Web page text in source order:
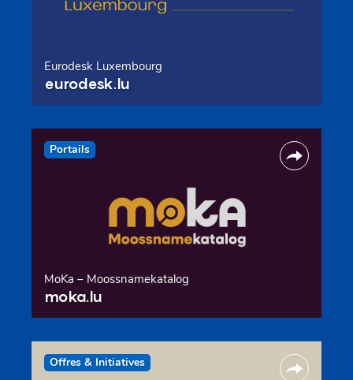
Eurodesk Luxembourg
eurodesk.lu
Portails
MoKa – Moossnamekatalog
moka.lu
Offres & Initiatives